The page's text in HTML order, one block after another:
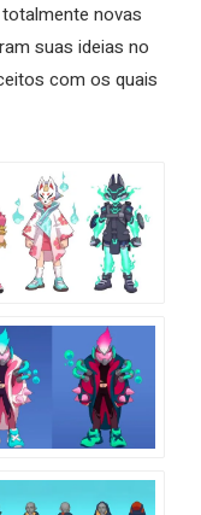
novas
suas ideias no
com os quais